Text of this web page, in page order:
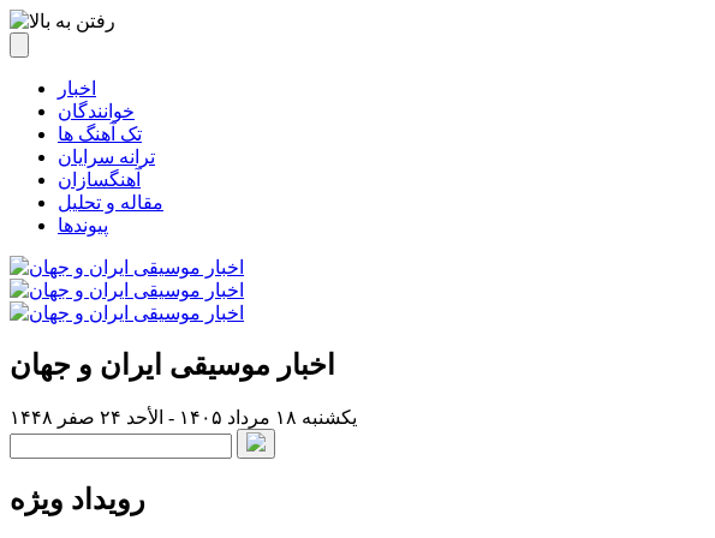
اخبار
خوانندگان
تک آهنگ ها
ترانه سرایان
آهنگسازان
مقاله و تحلیل
پیوندها
اخبار موسیقی ایران و جهان
یکشنبه ۱۸ مرداد ۱۴۰۵ - الأحد ۲۴ صفر ۱۴۴۸
رویداد ویژه